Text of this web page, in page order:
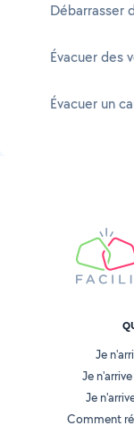
Débarrasser
Évacuer des
Évacuer un
Je
Je
Je
Comment